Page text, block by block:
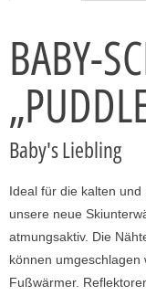
BABY-
Baby's Liebling
Ideal für die kalten
unsere neue
atmungsaktiv. Die
können
Fußwärmer.